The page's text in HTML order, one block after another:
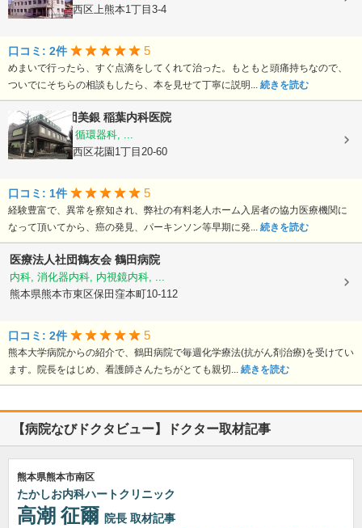
熊本県熊本市西区上熊本1丁目3-4
口コミ: 2件 5
めまいで行ったら、すぐ点滴をしてくれて治った。もともと頭痛持ちなので、
ついでにそちらの相談もしたら、本を見せて丁寧に説明... 続きを読む
医療法人社団美銀 稲葉内科医院
内科, 胃腸科, 循環器科, ...
熊本県熊本市西区花園1丁目20-60
口コミ: 1件 5
経験豊富で、異常を察知され、弊社の有料老人ホーム入居者の協力医療機関に
なって頂いてから、癌の発見、パーキンソン等早期に発... 続きを読む
医療法人社団鶴友会 鶴田病院
内科, 消化器内科, 内視鏡内科, ...
熊本県熊本市東区保田窪本町10-112
口コミ: 2件 5
熊本大学病院からの紹介で、鶴田病院で毎週化学療法(抗がん剤治療)を受けてい
ます。院長をはじめ、看護師さんたちがとても親切... 続きを読む
【病院なびドクタビュー】ドクター取材記事
熊本県熊本市南区
たかしお内科ハートクリニック
高潮 征爾 院長 取材記事